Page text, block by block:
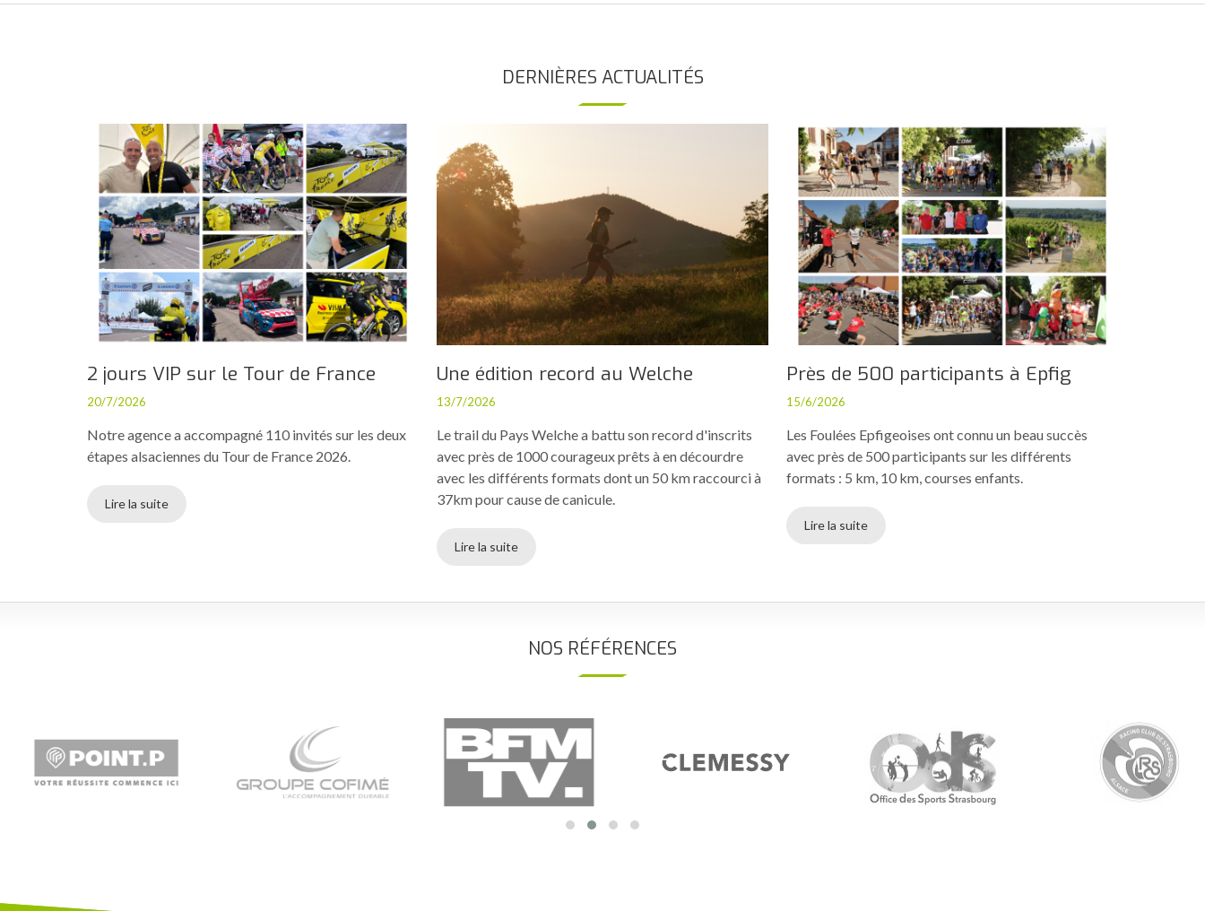
DERNIÈRES ACTUALITÉS
2 jours VIP sur le Tour de France
20/7/2026
Notre agence a accompagné 110 invités sur les deux
étapes alsaciennes du Tour de France 2026.
Lire la suite
Une édition record au Welche
13/7/2026
Le trail du Pays Welche a battu son record d'inscrits
avec près de 1000 courageux prêts à en décourdre
avec les différents formats dont un 50 km raccourci à
37km pour cause de canicule.
Lire la suite
Près de 500 participants à Epfig
15/6/2026
Les Foulées Epfigeoises ont connu un beau succès
avec près de 500 participants sur les différents
formats : 5 km, 10 km, courses enfants.
Lire la suite
NOS RÉFÉRENCES